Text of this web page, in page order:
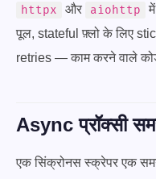
httpx
और aiohttp
पूल, stateful फ़्लो के लिए
retries — काम करने वाले
Async प्रॉक्सी
एक सिंक्रोनस स्क्रेपर एक